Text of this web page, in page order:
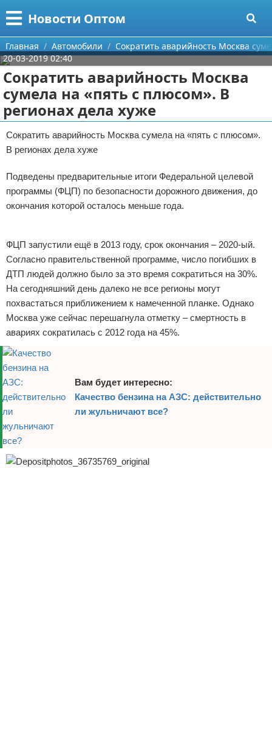
Новости Оптом
Меню
Главная
Категории
Информационные технологии
Автомобили
Знаменитости
Политика
Природа
Культура
Экономика
Разное
Поиск
О проекте
Контакты
Сотрудничество
Размещение рекламы
Условия предоставления информации
Отказ от ответственности
Главная Автомобили
Сократить аварийность Москва
20-03-2019 02:40
Сократить аварийность Москва
сумела на «пять с плюсом». В
регионах дела хуже
Сократить аварийность Москва сумела на «пять с плюсом».
В регионах дела хуже
Подведены предварительные итоги Федеральной целевой
программы (ФЦП) по безопасности дорожного движения, до
окончания которой осталось меньше года.
ФЦП запустили ещё в 2013 году, срок окончания – 2020-ый.
Согласно правительственной программе, число погибших в
ДТП людей должно было за это время сократиться на 30%.
На сегодняшний день далеко не все регионы могут
похвастаться приближением к намеченной планке. Однако
Москва уже сейчас перешагнула отметку – смертность в
авариях сократилась с 2012 года на 45%.
Вам будет интересно:
Качество бензина на АЗС: действительно
ли жульничают все?